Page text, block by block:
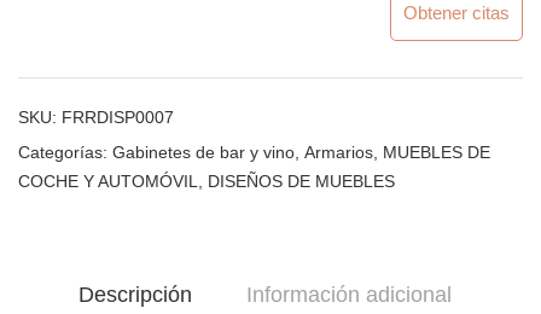
Obtener citas
SKU: FRRDISP0007
Categorías: Gabinetes de bar y vino Armarios MUEBLES DE
COCHE Y AUTOMÓVIL
DISEÑOS DE MUEBLES
Descripción
Información adicional